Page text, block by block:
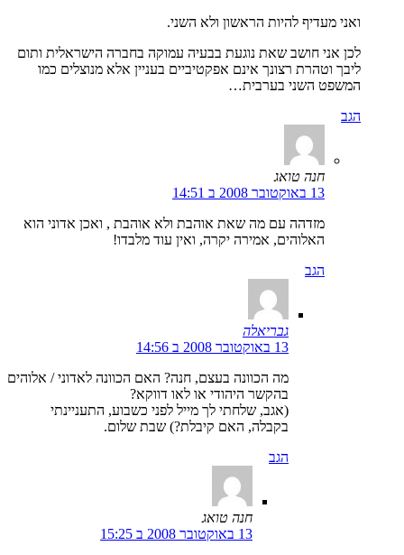
ואני מעדיף להיות הראשון ולא השני.
לכן אני חושב שאת נוגעת בבעיה עמוקה בחברה הישראלית ותום
ליבך וטהרת רצונך אינם אפקטיביים בעניין אלא מנוצלים כמו
המשפט השני בערבית…
הגב
חנה טואג
13 באוקטובר 2008 ב 14:51
מזדהה עם מה שאת אוהבת ולא אוהבת , ואכן אדוני הוא
האלוהים, אמירה יקרה, ואין עוד מלבדו!
הגב
גבריאלה
13 באוקטובר 2008 ב 14:56
מה הכוונה בעצם, חנה? האם הכוונה לאדוני / אלוהים
בהקשר היהודי או לאו דווקא?
(אגב, שלחתי לך מייל לפני כשבוע, התעניינתי
בקבלה, האם קיבלת?) שבת שלום.
הגב
חנה טואג
13 באוקטובר 2008 ב 15:25